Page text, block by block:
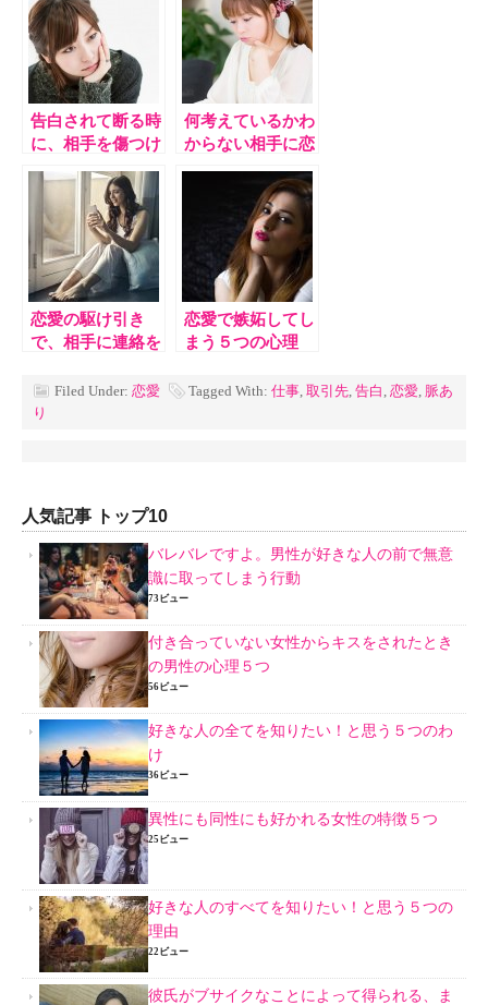
告白されて断る時
に、相手を傷つけ
何考えているかわ
からない相手に恋
い５つの理由
恋愛の駆け引き
で、相手に連絡を
恋愛で嫉妬してし
まう５つの心理
Filed Under: 恋愛 Tagged With: 仕事 取引先 告白 恋愛 脈あ
り
人気記事 トップ10
バレバレですよ。男性が好きな人の前で無意
識に取ってしまう行動
73ビュー
付き合っていない女性からキスをされたとき
の男性の心理５つ
56ビュー
好きな人の全てを知りたい！と思う５つのわ
け
36ビュー
異性にも同性にも好かれる女性の特徴５つ
25ビュー
好きな人のすべてを知りたい！と思う５つの
理由
22ビュー
彼氏がブサイクなことによって得られる、ま